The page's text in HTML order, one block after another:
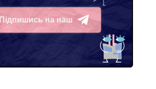
Підпишись на наш
Telegram